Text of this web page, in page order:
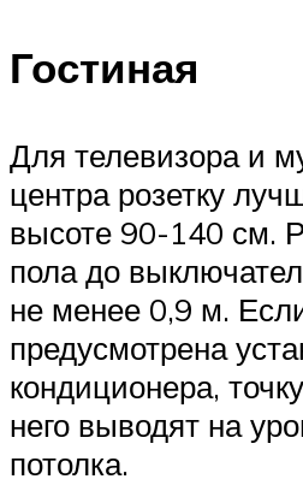
Гостиная
Для телевизора и
центра розетку
высоте 90-140 см.
пола до
не менее 0,9 м.
предусмотрена
кондиционера,
него выводят на
потолка.